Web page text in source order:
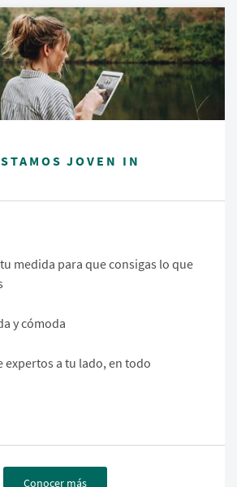
JOVEN IN
medida para que consigas lo que
y cómoda
expertos a tu lado, en todo
Conocer más